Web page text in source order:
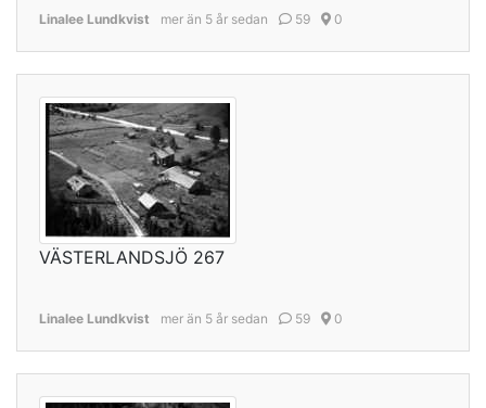
Linalee Lundkvist mer än 5 år sedan 59 0
VÄSTERLANDSJÖ 267
Linalee Lundkvist mer än 5 år sedan 59 0